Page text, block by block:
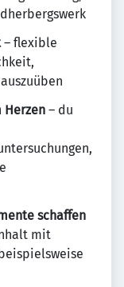
– flexible
Herzen – du
schaffen
mit